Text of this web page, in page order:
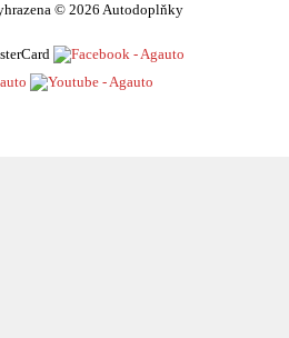
© 2026 Autodoplňky